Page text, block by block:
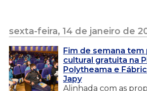
sexta-feira, 14 de janeiro de
Fim de semana
cultural gratuita na
Polytheama e
Japy
Alinhada com as